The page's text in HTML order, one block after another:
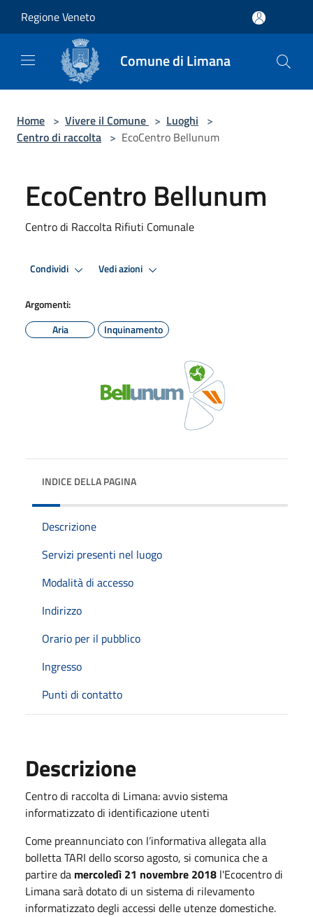
Regione Veneto
Comune di Limana
Home > Vivere il Comune > Luoghi >
Centro di raccolta > EcoCentro Bellunum
EcoCentro Bellunum
Centro di Raccolta Rifiuti Comunale
Condividi Vedi azioni
Argomenti:
Aria
Inquinamento
INDICE DELLA PAGINA
Descrizione
Servizi presenti nel luogo
Modalità di accesso
Indirizzo
Orario per il pubblico
Ingresso
Punti di contatto
Descrizione
Centro di raccolta di Limana: avvio sistema
informatizzato di identificazione utenti
Come preannunciato con l’informativa allegata alla
bolletta TARI dello scorso agosto, si comunica che a
partire da mercoledì 21 novembre 2018 l'Ecocentro di
Limana sarà dotato di un sistema di rilevamento
informatizzato degli accessi delle utenze domestiche.